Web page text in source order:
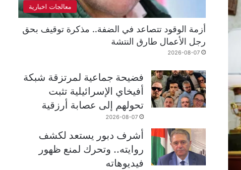
معالجات اخبارية
أزمة الوقود تتصاعد في الضفة.. مذكرة توقيف بحق
رجل الأعمال طارق النتشة
2026-08-07
فضيحة جماعية لمرتزقة شبكة
أفيخاي الإسرائيلية تثبت
تحولهم إلى عصابة أرزقية
2026-08-07
أشرف دبور يستعد لكشف
روايته.. وتحرك لمنع ظهور
فيديوهاته